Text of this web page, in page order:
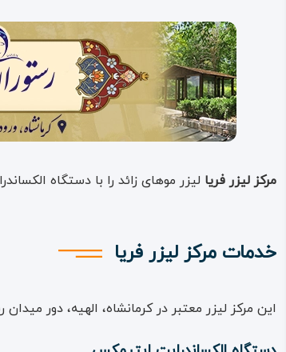
مرکز لیزر فریا لیزر موهای زائد را با دستگاه
خدمات مرکز لیزر فریا
این مرکز لیزر معتبر در کرمانشاه، الهیه، دور میدان